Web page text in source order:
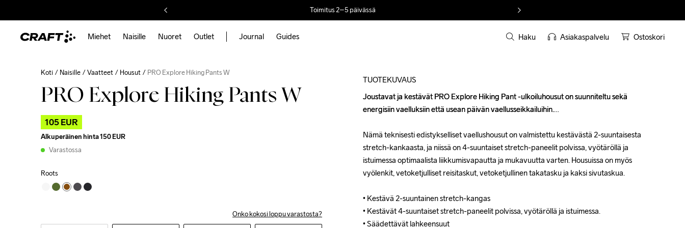
Toimitus 2–5 päivässä
Miehet Naisille Nuoret Outlet Journal Guides Haku Asiakaspalvelu Ostoskori
Koti Naisille Vaatteet Housut PRO Explore Hiking Pants W
PRO Explore Hiking Pants W
105 EUR
Alkuperäinen hinta150 EUR
Varastossa
Roots
Onko kokosi loppu varastosta?
TUOTEKUVAUS
Joustavat ja kestävät PRO Explore Hiking Pant -ulkoiluhousut on suunniteltu sekä
energisiin vaelluksiin että usean päivän vaellusseikkailuihin.
Nämä teknisesti edistykselliset vaellushousut on valmistettu kestävästä 2-suuntaisesta
stretch-kankaasta, ja niissä on 4-suuntaiset stretch-paneelit polvissa, vyötäröllä ja
istuimessa optimaalista liikkumisvapautta ja mukavuutta varten. Housuissa on myös
vyölenkit, vetoketjulliset reisitaskut, vetoketjullinen takatasku ja kaksi sivutaskua.
• Kestävä 2-suuntainen stretch-kangas
• Kestävät 4-suuntaiset stretch-paneelit polvissa, vyötäröllä ja istuimessa.
• Säädettävät lahkeensuut
Joustavat ja kestävät PRO Explore Hiking Pant -ulkoiluhousut on suunniteltu sekä
energisiin vaelluksiin että usean päivän vaellusseikkailuihin.
Nämä teknisesti edistykselliset vaellushousut on valmistettu kestävästä 2-suuntaisesta
stretch-kankaasta, ja niissä on 4-suuntaiset stretch-paneelit polvissa, vyötäröllä ja
istuimessa optimaalista liikkumisvapautta ja mukavuutta varten. Housuissa on myös
vyölenkit, vetoketjulliset reisitaskut, vetoketjullinen takatasku ja kaksi sivutaskua.
• Kestävä 2-suuntainen stretch-kangas
• Kestävät 4-suuntaiset stretch-paneelit polvissa, vyötäröllä ja istuimessa.
• Säädettävät lahkeensuut